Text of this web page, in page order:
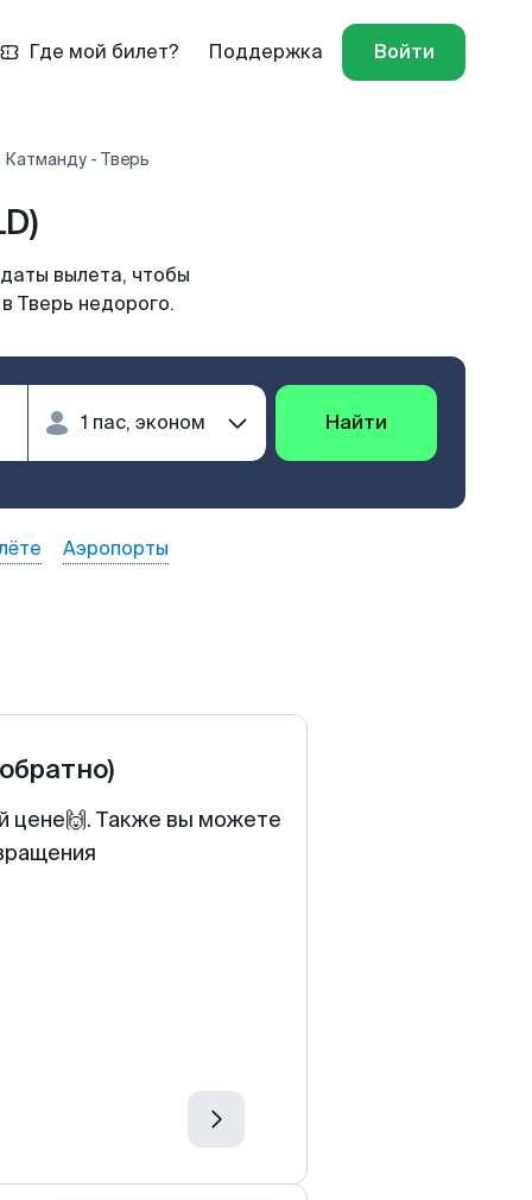
Где мой билет? Поддержка Войти
Катманду - Тверь
вылета, чтобы
Тверь недорого.
Найти
Аэропорты
цене🙌. Также вы можете